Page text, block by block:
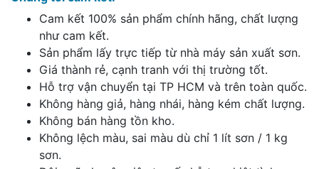
Cam kết 100% sản phẩm chính hãng, chất lượng
như cam kết.
Sản phẩm lấy trực tiếp từ nhà máy sản xuất sơn.
Giá thành rẻ, cạnh tranh với thị trường tốt.
Hỗ trợ vận chuyển tại TP HCM và trên toàn quốc.
Không hàng giả, hàng nhái, hàng kém chất lượng.
Không bán hàng tồn kho.
Không lệch màu, sai màu dù chỉ 1 lít sơn / 1 kg
sơn.